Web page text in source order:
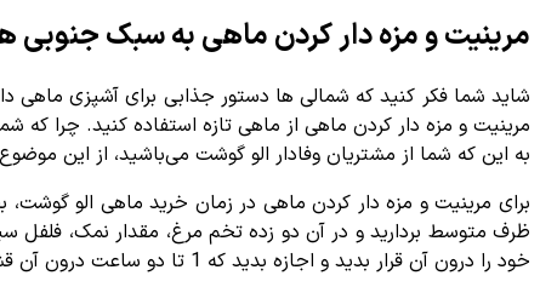
مرینیت و مزه دار کردن ماهی به سبک جنوبی
شاید شما فکر کنید که شمالی ها دستور جذابی برای آشپزی ماهی
مرینیت و مزه دار کردن ماهی از ماهی تازه استفاده کنید. چرا که
به این که شما از مشتریان وفادار الو گوشت می‌باشید، از این
برای مرینیت و مزه دار کردن ماهی در زمان خرید ماهی الو
ظرف متوسط بردارید و در آن دو زده تخم مرغ، مقدار نمک، فلفل
خود را درون آن قرار بدید و اجازه بدید که 1 تا دو ساعت درون آن قشنگ خیس بخورد.